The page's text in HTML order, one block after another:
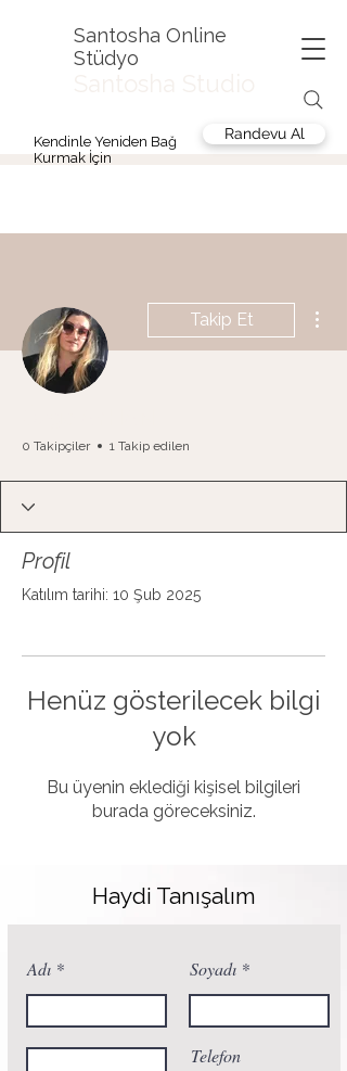
Santosha Online
Stüdyo
Kendinle Yeniden Bağ
Kurmak İçin
Randevu Al
Takip Et
0 Takipçiler 1 Takip edilen
Profil
Katılım tarihi: 10 Şub 2025
Henüz gösterilecek bilgi
yok
Bu üyenin eklediği kişisel bilgileri
burada göreceksiniz.
Haydi Tanışalım
Adı Soyadı
Telefon